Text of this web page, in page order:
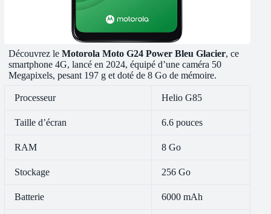
Découvrez leMotorola Moto G24 Power Bleu Glacier, ce
smartphone 4G, lancé en 2024, équipé d’une caméra 50
Megapixels, pesant 197 g et doté de 8 Go de mémoire.
Processeur Helio G85
Taille d’écran 6.6 pouces
RAM 8 Go
Stockage 256 Go
Batterie 6000 mAh